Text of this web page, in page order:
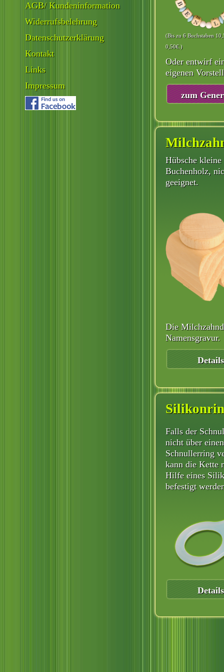
AGB/ Kundeninformation
Widerrufsbelehrung
Datenschutzerklärung
Kontakt
Links
Impressum
(Bis zu 6 Buchstaben
0,50€.)
Oder entwirf
eigenen
zum
Hübsche kleine
Buchenholz,
geeignet.
Die
Namensgravur.
Details
Falls der
nicht über einen
Schnullerring
kann die Kette
Hilfe eines
befestigt
Details